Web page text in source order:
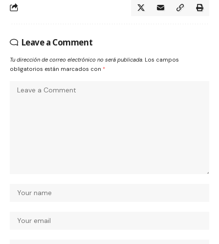
Leave a Comment
Tu dirección de correo electrónico no será publicada. Los campos
obligatorios están marcados con *